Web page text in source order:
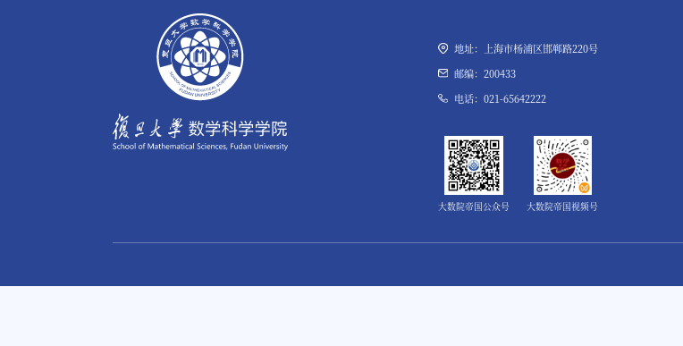
地址：上海市杨浦区邯郸路220号
邮编：200433
电话：021-65642222
大数院帝国公众号 大数院帝国视频号